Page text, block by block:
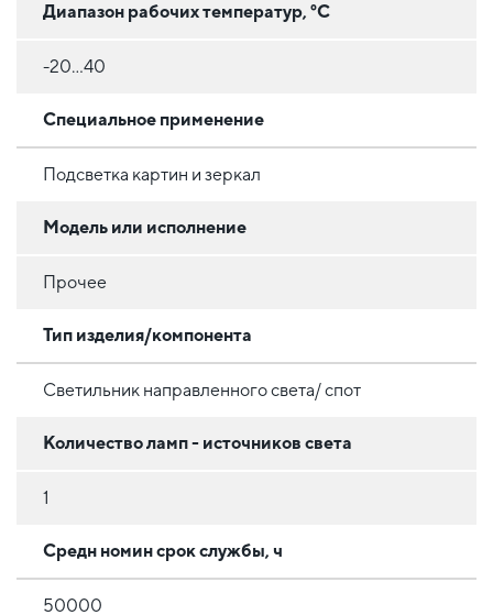
Диапазон рабочих температур, °C
-20…40
Специальное применение
Подсветка картин и зеркал
Модель или исполнение
Прочее
Тип изделия/компонента
Светильник направленного света/ спот
Количество ламп - источников света
1
Средн номин срок службы, ч
50000